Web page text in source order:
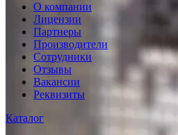
О компании
Лицензии
Партнеры
Производители
Сотрудники
Отзывы
Вакансии
Реквизиты
Каталог